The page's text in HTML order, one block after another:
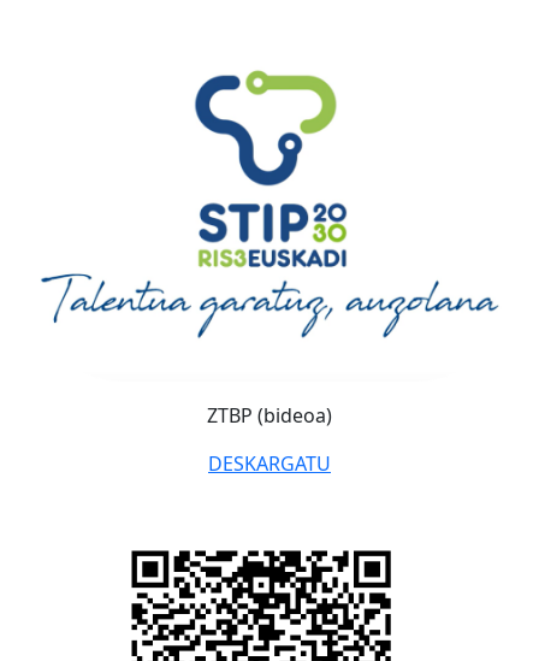
ZTBP (bideoa)
DESKARGATU